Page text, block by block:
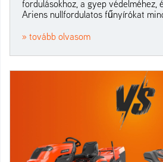
fordulásokhoz, a gyep védelméhez,
Ariens nullfordulatos fűnyírókat
» tovább olvasom